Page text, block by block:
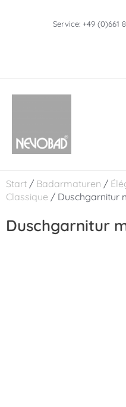
Service: +49 (0)661
Start / Badarmaturen /
Classique / Duschgarnitur
Duschgarnitur